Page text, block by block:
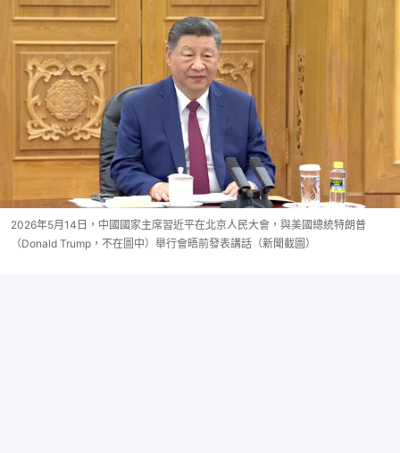
2026年5月14日，中國國家主席習近平在北京人民大會，與美國總統特朗普
（Donald Trump，不在圖中）舉行會晤前發表講話（新聞截圖）